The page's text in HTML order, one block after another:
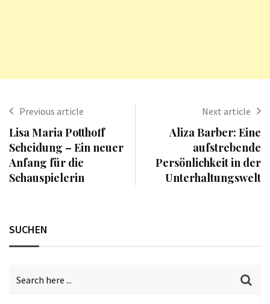
Previous article
Lisa Maria Potthoff
Scheidung – Ein neuer
Anfang für die
Schauspielerin
Next article
Aliza Barber: Eine
aufstrebende
Persönlichkeit in der
Unterhaltungswelt
SUCHEN